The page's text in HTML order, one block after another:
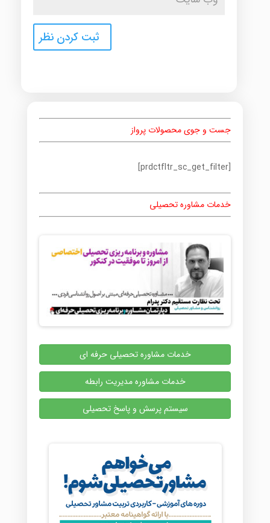
جست و جوی محصولات پرواز
[prdctfltr_sc_get_filter]
خدمات مشاوره تحصیلی
خدمات مشاوره تحصیلی حرفه ای
خدمات مشاوره مدیریت رابطه
سیستم پرسش و پاسخ تحصیلی